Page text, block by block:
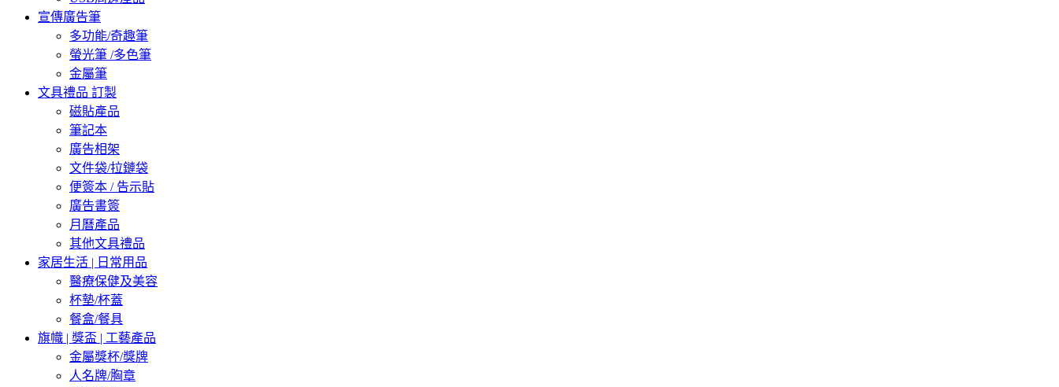
宣傳廣告筆
多功能/奇趣筆
螢光筆 /多色筆
金屬筆
文具禮品 訂製
磁貼產品
筆記本
廣告相架
文件袋/拉鏈袋
便簽本 / 告示貼
廣告書簽
月曆產品
其他文具禮品
家居生活 | 日常用品
醫療保健及美容
杯墊/杯蓋
餐盒/餐具
旗幟 | 獎盃 | 工藝產品
金屬獎杯/獎牌
人名牌/胸章